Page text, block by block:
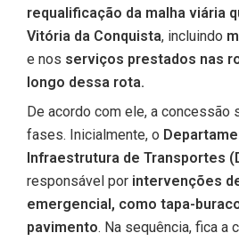
requalificação da malha viária
Vitória da Conquista, incluindo
e nos serviços prestados nas
longo dessa rota.
De acordo com ele, a concessão
fases. Inicialmente, o
Infraestrutura de Transportes
responsável por intervenções
emergencial, como tapa-
pavimento. Na sequência, fica a